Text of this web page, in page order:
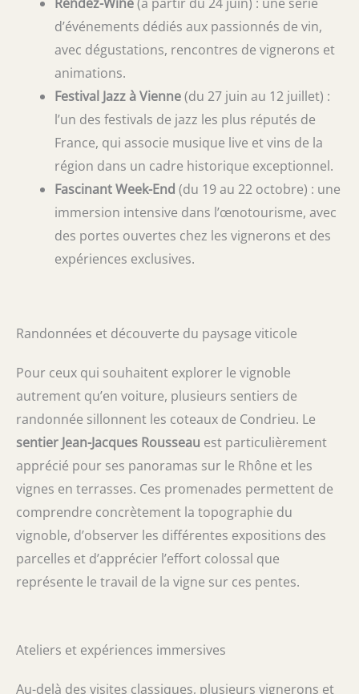
d’événements dédiés aux passionnés de vin,
avec dégustations, rencontres de vignerons et
animations.
Festival Jazz à Vienne(du 27 juin au 12 juillet) :
l’un des festivals de jazz les plus réputés de
France, qui associe musique live et vins de la
région dans un cadre historique exceptionnel.
Fascinant Week-End (du 19 au 22 octobre) : une
immersion intensive dans l’œnotourisme, avec
des portes ouvertes chez les vignerons et des
expériences exclusives.
Randonnées et découverte du paysage viticole
Pour ceux qui souhaitent explorer le vignoble
autrement qu’en voiture, plusieurs sentiers de
randonnée sillonnent les coteaux de Condrieu. Le
sentier Jean-Jacques Rousseau est particulièrement
apprécié pour ses panoramas sur le Rhône et les
vignes en terrasses. Ces promenades permettent de
comprendre concrètement la topographie du
vignoble, d’observer les différentes expositions des
parcelles et d’apprécier l’effort colossal que
représente le travail de la vigne sur ces pentes.
Ateliers et expériences immersives
Au-delà des visites classiques, plusieurs vignerons et